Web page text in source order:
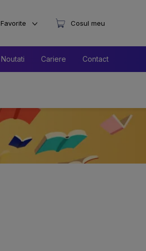
Noutati Cariere Contact
Favorite Cosul meu